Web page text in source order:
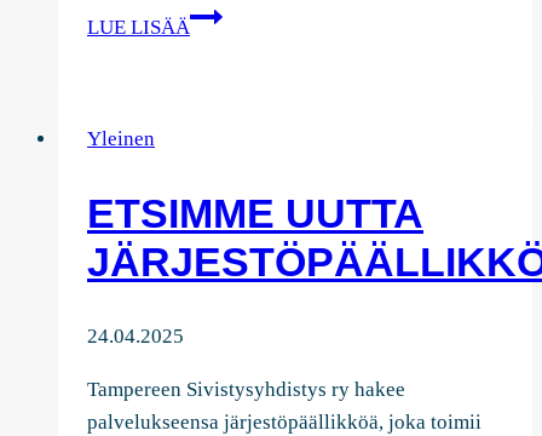
LUE LISÄÄ
Antti
ja
Kristiina
Koivunen
Yleinen
ETSIMME UUTTA
24.04.2025
Tampereen Sivistysyhdistys ry hakee
palvelukseensa järjestöpäällikköä, joka toimii